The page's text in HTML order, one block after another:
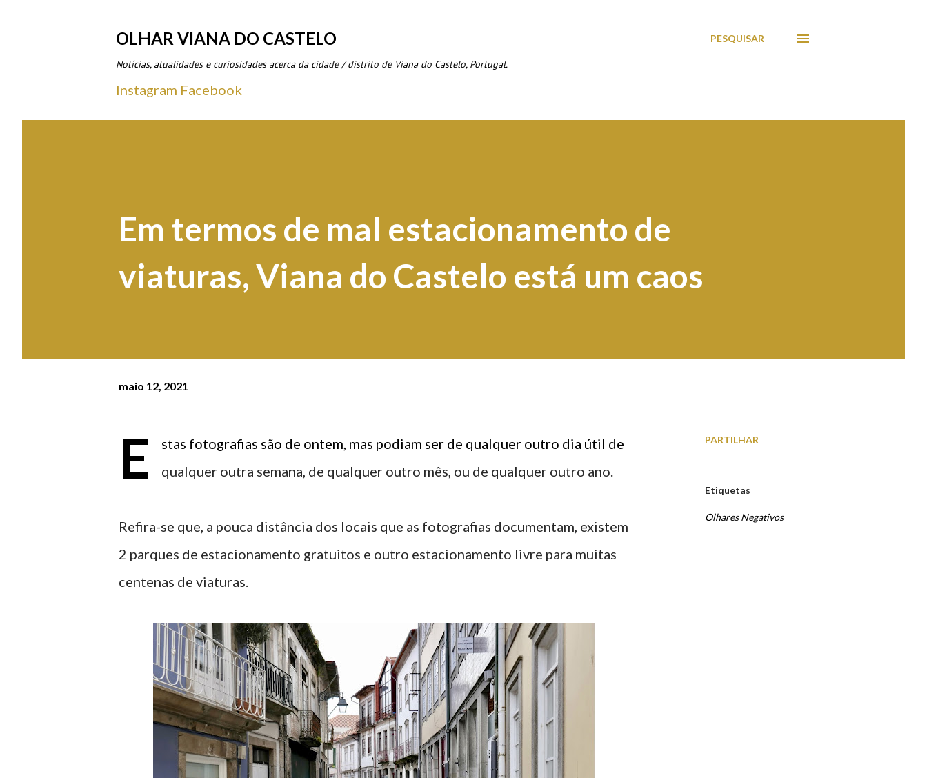
OLHAR VIANA DO CASTELO
Notícias, atualidades e curiosidades acerca da cidade / distrito de Viana do Castelo, Portugal.
PESQUISAR
Instagram Facebook
Em termos de mal estacionamento de
viaturas, Viana do Castelo está um caos
maio 12, 2021
E
stas fotografias são de ontem, mas podiam ser de qualquer outro dia útil de
qualquer outra semana, de qualquer outro mês, ou de qualquer outro ano.
Refira-se que, a pouca distância dos locais que as fotografias documentam, existem
2 parques de estacionamento gratuitos e outro estacionamento livre para muitas
centenas de viaturas.
PARTILHAR
Etiquetas
Olhares Negativos